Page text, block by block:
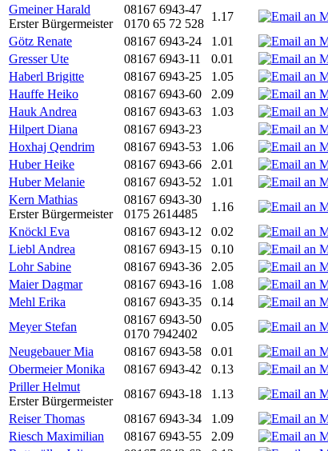
Gmeiner Harald
Erster Bürgermeister
08167 6943-47
0170 65 72 528
1.17
Götz Renate
08167 6943-24 1.01
Gresser Ute
08167 6943-11 0.01
Haberl Brigitte
08167 6943-25 1.05
Hauffe Heiko
08167 6943-60 2.09
Hauk Andrea
08167 6943-63 1.03
Hilpert Diana
08167 6943-23
Hoxhaj Qendrim
08167 6943-53 1.06
Huber Heike
08167 6943-66 2.01
Huber Melanie
08167 6943-52 1.01
Kern Mathias
Erster Bürgermeister
08167 6943-30
0175 2614485
1.16
Knöckl Eva
08167 6943-12 0.02
Liebl Andrea
08167 6943-15 0.10
Lohr Sabine
08167 6943-36 2.05
Maier Dagmar
08167 6943-16 1.08
Mehl Erika
08167 6943-35 0.14
Meyer Stefan
08167 6943-50
0170 7942402
0.05
Neugebauer Mia
08167 6943-58 0.01
Obermeier Monika
08167 6943-42 0.13
Priller Helmut
Erster Bürgermeister
08167 6943-18 1.13
Reiser Thomas
08167 6943-34 1.09
Riesch Maximilian
08167 6943-55 2.09